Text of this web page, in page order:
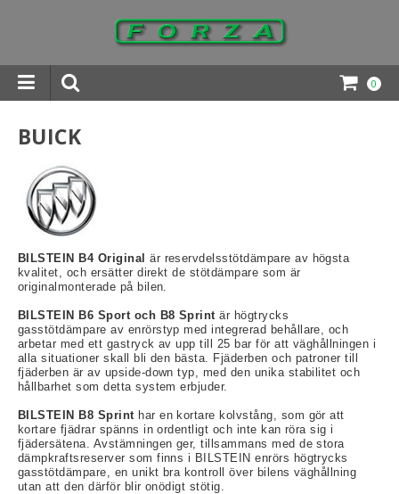
0
Rally-Racing-Klassiker
BUICK
BILSTEIN B4 Original är reservdelsstötdämpare av högsta
kvalitet, och ersätter direkt de stötdämpare som är
originalmonterade på bilen.
BILSTEIN B6 Sport och B8 Sprint är högtrycks
gasstötdämpare av enrörstyp med integrerad behållare, och
arbetar med ett gastryck av upp till 25 bar för att väghållningen i
alla situationer skall bli den bästa. Fjäderben och patroner till
fjäderben är av upside-down typ, med den unika stabilitet och
hållbarhet som detta system erbjuder.
BILSTEIN B8 Sprint har en kortare kolvstång, som gör att
kortare fjädrar spänns in ordentligt och inte kan röra sig i
fjädersätena. Avstämningen ger, tillsammans med de stora
dämpkraftsreserver som finns i BILSTEIN enrörs högtrycks
gasstötdämpare, en unikt bra kontroll över bilens väghållning
utan att den därför blir onödigt stötig.